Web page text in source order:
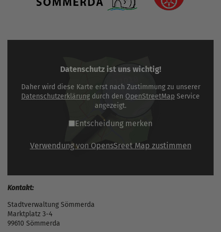
Datenschutz ist uns wichtig!
Daher wird diese Karte erst nach Zustimmung zu unserer
Datenschutzerklärung durch den OpenStreetMap Service
angezeigt.
Entscheidung merken
Verwendung von OpensSreet Map zustimmen
Kontakt:
Stadtverwaltung Sömmerda
Marktplatz 3-4
99610 Sömmerda